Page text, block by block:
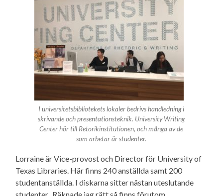
I universitetsbibliotekets lokaler bedrivs handledning i
skrivande och presentationsteknik. University Writing
Center hör till Retorikinstitutionen, och många av de
som arbetar är studenter.
Lorraine är Vice-provost och Director för University of
Texas Libraries. Här finns 240 anställda samt 200
studentanställda. I diskarna sitter nästan uteslutande